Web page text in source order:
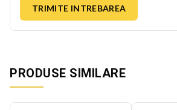
TRIMITE INTREBAREA
PRODUSE SIMILARE